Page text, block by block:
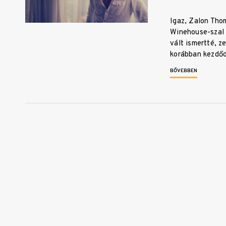
Igaz, Zalon
Winehouse-szal
vált ismertté,
korábban
BŐVEBBEN